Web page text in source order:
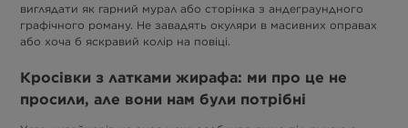
виглядати як гарний мурал або сторінка з андеграундного
графічного роману. Не завадять окуляри в масивних оправах
або хоча б яскравий колір на повіці.
Кросівки з латками жирафа: ми про це не
просили, але вони нам були потрібні